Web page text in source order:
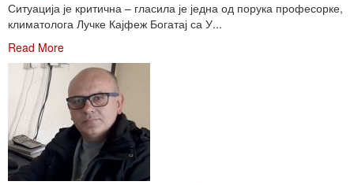
Ситуација је критична – гласила је једна од порука професорке,
климатолога Лучке Кајфеж Богатај са У...
Read More